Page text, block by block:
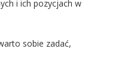
i ich pozycjach w
sobie zadać,